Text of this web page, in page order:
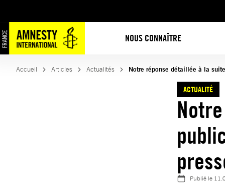
NOUS CONNAÎTRE
au
contenu
Accueil Articles Actualités Notre réponse détaillée à la
ACTUALITÉ
Publié le